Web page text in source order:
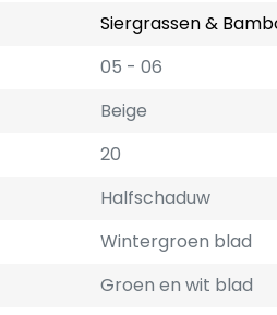
Siergrassen &
05
06
Beige
20
Halfschaduw
Wintergroen blad
Groen en wit blad